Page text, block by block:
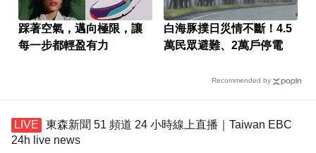
踩著空氣，邁向極限，讓
每一步都輕盈有力
白海豚撲日災情不斷！4.5
萬民眾避難、2萬戶停電
Recommended by
東森新聞 51 頻道 24 小時線上直播｜Taiwan EBC
24h live news